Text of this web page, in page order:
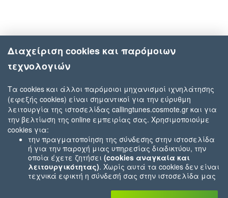
Διαχείριση cookies και παρόμοιων
τεχνολογιών
Τα cookies και άλλοι παρόμοιοι μηχανισμοί ιχνηλάτησης
(εφεξής cookies) είναι σημαντικοί για την εύρυθμη
λειτουργία της ιστοσελίδας callingtunes.cosmote.gr και για
την βελτίωση της online εμπειρίας σας. Χρησιμοποιούμε
cookies για:
την πραγματοποίηση της σύνδεσης στην ιστοσελίδα
ή για την παροχή μιας υπηρεσίας διαδικτύου, την
οποία έχετε ζητήσει (cookies αναγκαία και
λειτουργικότητας). Χωρίς αυτά τα cookies δεν είναι
τεχνικά εφικτή η σύνδεσή σας στην ιστοσελίδα μας
που εσείς μας ζητήσατε (π.χ.cookies που αφορούν